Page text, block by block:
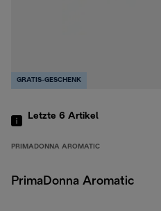
GRATIS-GESCHENK
Letzte 6 Artikel
PRIMADONNA AROMATIC
PrimaDonna Aromatic